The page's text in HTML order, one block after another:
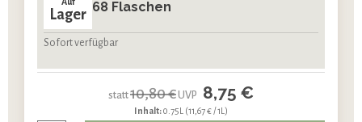
Lager 68 Flaschen
Sofort verfügbar
statt10,80 €UVP 8,75 €
Inhalt:0.75L (11,67 € / 1L)